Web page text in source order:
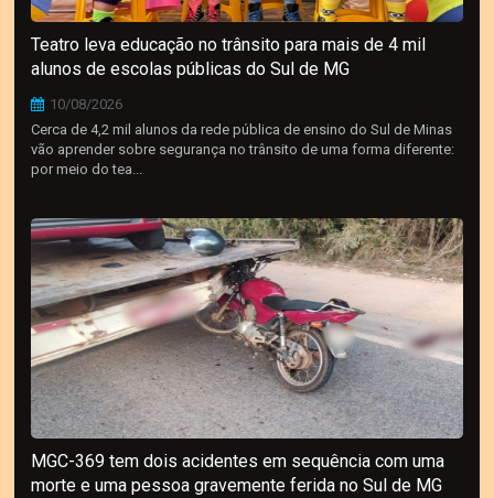
Teatro leva educação no trânsito para mais de 4 mil
alunos de escolas públicas do Sul de MG
10/08/2026
Cerca de 4,2 mil alunos da rede pública de ensino do Sul de Minas
vão aprender sobre segurança no trânsito de uma forma diferente:
por meio do tea...
MGC-369 tem dois acidentes em sequência com uma
morte e uma pessoa gravemente ferida no Sul de MG